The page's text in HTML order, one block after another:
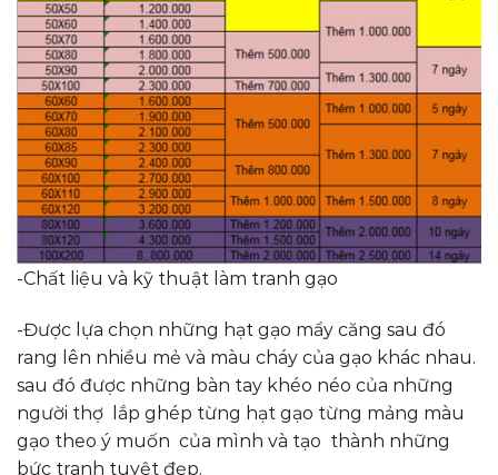
-Chất liệu và kỹ thuật làm tranh gạo
-Được lựa chọn những hạt gạo mẩy căng sau đó
rang lên nhiều mẻ và màu cháy của gạo khác nhau.
sau đó được những bàn tay khéo néo của những
người thợ lắp ghép từng hạt gạo từng mảng màu
gạo theo ý muốn của mình và tạo thành những
bức tranh tuyệt đẹp.